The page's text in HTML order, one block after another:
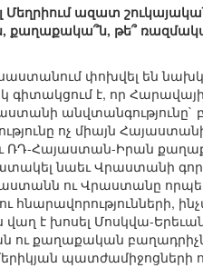
ազատ
քաղաքակա՞ն, թե՞
փոխվել են
է, որ
անվտանգությունը`
ոչ միայն
ՌԴ-Հայաստան-Իրան
նաեւ Վրաստանի
ու Վրաստանը
վաղ է խոսել Մոսկվա-
ու քաղաքական
պատժամիջոցների